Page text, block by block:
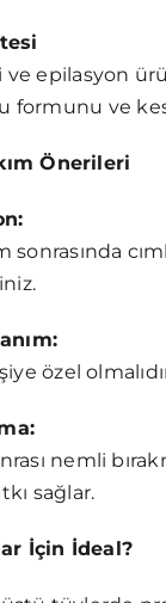
ve epilasyon
formunu ve
Önerileri
sonrasında
özel
nemli
sağlar.
İçin İdeal?